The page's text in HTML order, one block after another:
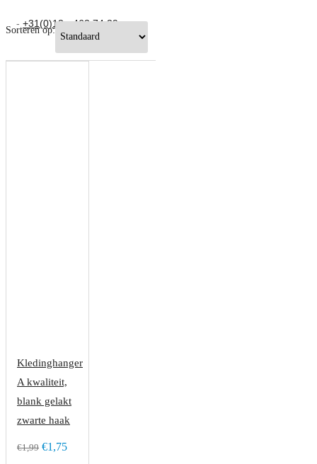
- +31(0)13 - 462 74 29
Sorteren op:
Kledinghanger
A kwaliteit,
blank gelakt
zwarte haak
€1,99 €1,75